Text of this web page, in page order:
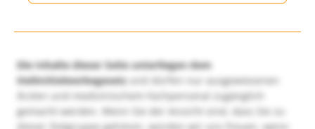
Die Inhalte dieser Seite unterliegen dem
Heilmittelwerbegesetzund dürfen nur ausgewiesenen
Ärzten und medizinischem Fachpersonal zugänglich
gemacht werden. Wenn Sie der Ansicht sind, dass Sie zu
dieser Zielgruppe gehören, würden wir uns freuen, wenn